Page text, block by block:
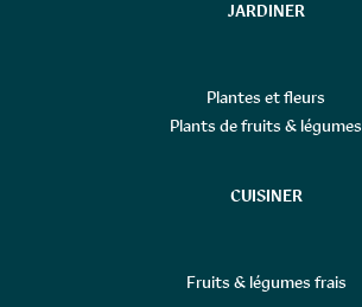
JARDINER
Plantes et fleurs
Plants de fruits & légumes
CUISINER
Fruits & légumes frais